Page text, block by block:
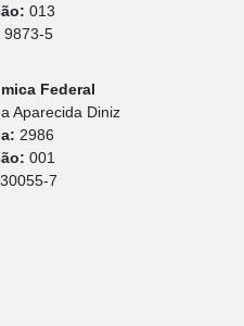
013
9873-5
Federal
Aparecida Diniz
2986
001
30055-7